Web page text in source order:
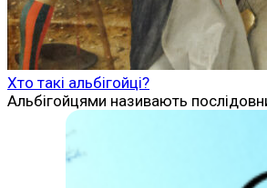
Хто такі альбігойці?
Альбігойцями називають